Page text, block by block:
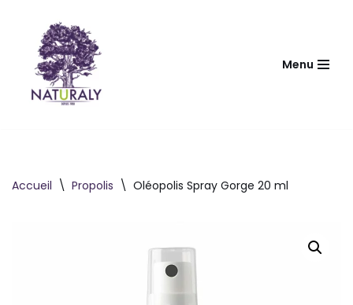
contenu
Menu
Accueil \ Propolis \ Oléopolis Spray Gorge 20 ml